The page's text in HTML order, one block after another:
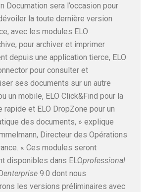
Documation sera l’occasion pour
la toute dernière version
avec les modules ELO
pour archiver et imprimer
depuis une application tierce, ELO
pour consulter et
ses documents sur un autre
un mobile, ELO Click&Find pour la
rapide et ELO DropZone pour un
des documents, » explique
Directeur des Opérations
« Ces modules seront
disponibles dans ELOprofessional
enterprise 9.0 dont nous
les versions préliminaires avec